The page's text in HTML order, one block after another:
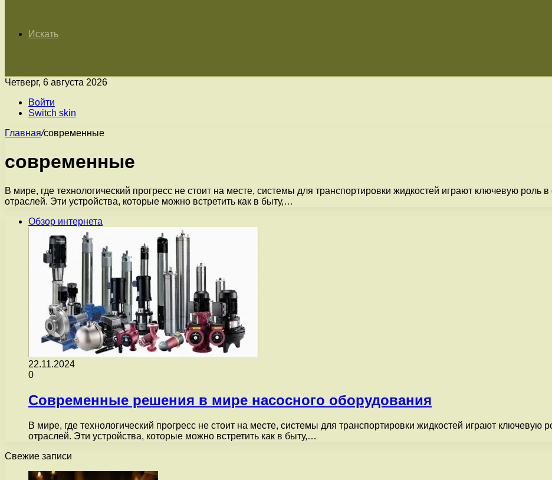
Искать
Четверг, 6 августа 2026
Войти
Switch skin
Главная/современные
современные
В мире, где технологический прогресс не стоит на месте, системы для транспортировки жидкостей играют ключевую
отраслей. Эти устройства, которые можно встретить как в быту,…
Обзор интернета
22.11.2024
0
Современные решения в мире насосного оборудования
В мире, где технологический прогресс не стоит на месте, системы для транспортировки жидкостей играют
отраслей. Эти устройства, которые можно встретить как в быту,…
Свежие записи